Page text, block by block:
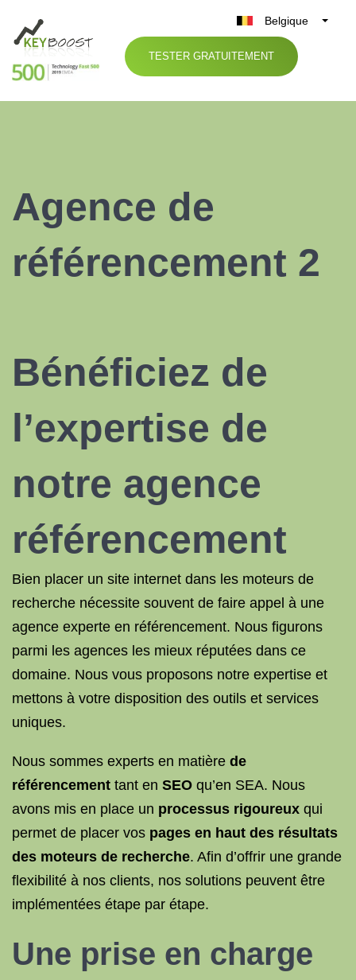
Belgique
België
Nederland
TESTER GRATUITEMENT
Agence de
référencement 2
Bénéficiez de
l’expertise de
notre agence
référencement
Bien placer un site internet dans les moteurs de
recherche nécessite souvent de faire appel à une
agence experte en référencement. Nous figurons
parmi les agences les mieux réputées dans ce
domaine. Nous vous proposons notre expertise et
mettons à votre disposition des outils et services
uniques.
Nous sommes experts en matière de
référencement tant en SEO qu’en SEA. Nous
avons mis en place un processus rigoureux qui
permet de placer vos pages en haut des résultats
des moteurs de recherche. Afin d’offrir une grande
flexibilité à nos clients, nos solutions peuvent être
implémentées étape par étape.
Une prise en charge